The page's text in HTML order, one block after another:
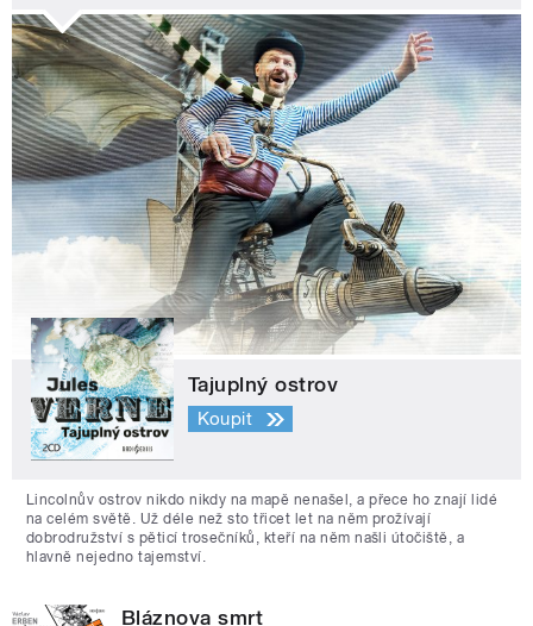
Tajuplný ostrov
Koupit
Lincolnův ostrov nikdo nikdy na mapě nenašel, a přece ho znají lidé
na celém světě. Už déle než sto třicet let na něm prožívají
dobrodružství s pěticí trosečníků, kteří na něm našli útočiště, a
hlavně nejedno tajemství.
Bláznova smrt